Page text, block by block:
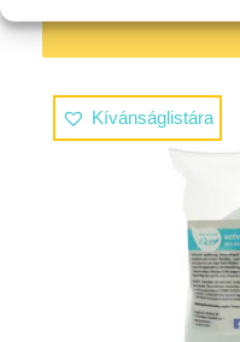
Kívánságlistára